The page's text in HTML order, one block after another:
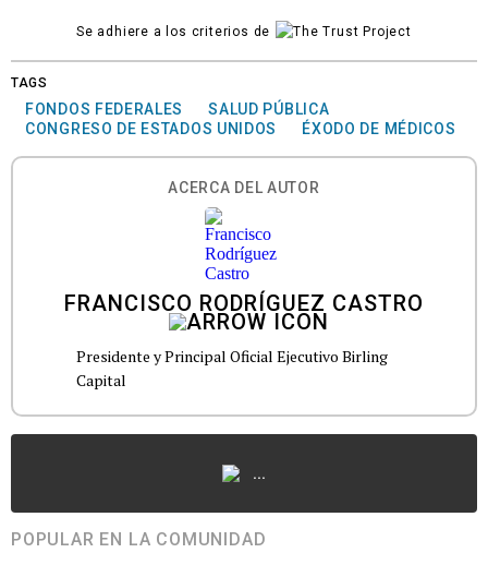
Se adhiere a los criterios de
TAGS
FONDOS FEDERALES
SALUD PÚBLICA
CONGRESO DE ESTADOS UNIDOS
ÉXODO DE MÉDICOS
ACERCA DEL AUTOR
FRANCISCO RODRÍGUEZ CASTRO
Presidente y Principal Oficial Ejecutivo Birling
Capital
...
POPULAR EN LA COMUNIDAD